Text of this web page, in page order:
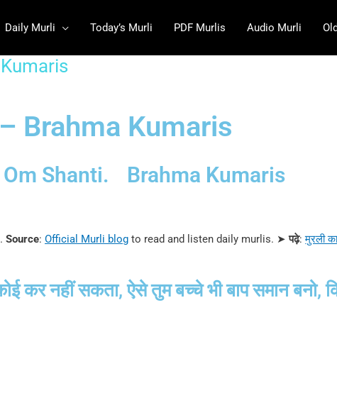
Daily Murli Today’s Murli PDF Murlis Audio Murli
Brahma Kumaris
Shanti.
Brahma Kumaris
Source: Official Murli blog to read and listen daily murlis. ➤पढ़े:मुरली
कर नहीं सकता, ऐसे तुम बच्चे भी बाप समान बनो,